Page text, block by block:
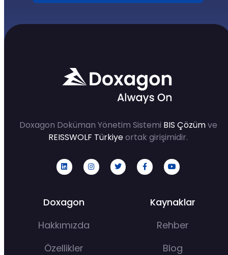
Doxagon Doküman Yönetim Sistemi BIS Çözümve
REISSWOLF Türkiyeortak girişimidir.
Doxagon
Hakkımızda
Özellikler
Kaynaklar
Rehber
Blog